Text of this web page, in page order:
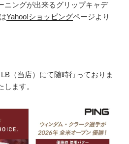
ニングが出来るグリップキャデ
Yahoo!ショッピングページより
（当店）にて随時行っておりま
ます。